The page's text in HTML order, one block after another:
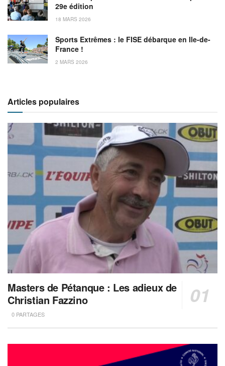
29e édition
18 MARS 2026
Sports Extrêmes : le FISE débarque en Ile-de-
France !
2 MARS 2026
Articles populaires
Masters de Pétanque : Les adieux de
Christian Fazzino
0 PARTAGES